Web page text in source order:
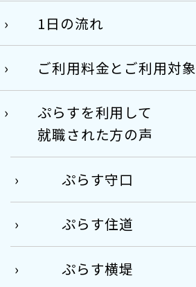
1日の流れ
ご利用料金とご利用対象
ぷらすを利用して
就職された方の声
ぷらす守口
ぷらす住道
ぷらす横堤